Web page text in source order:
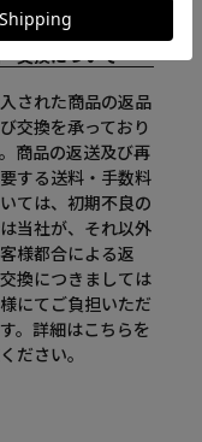
交換について
された商品の返品
交換を承っており
商品の返送及び再
する送料・手数料
ては、初期不良の
当社が、それ以外
様都合による返
換につきましては
にてご負担いただ
。詳細はこちらを
ださい。